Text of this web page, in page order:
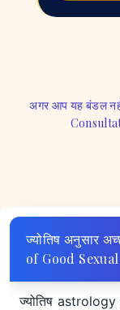
अगर आप यह बंडल
ज्योतिष अनुसार
of Good
ज्योतिष astrology